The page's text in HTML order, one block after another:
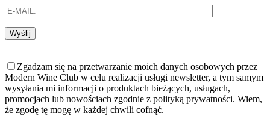
Wyślij
Zgadzam się na przetwarzanie moich danych osobowych przez
Modern Wine Club w celu realizacji usługi newsletter, a tym samym
wysyłania mi informacji o produktach bieżących, usługach,
promocjach lub nowościach zgodnie z polityką prywatności. Wiem,
że zgodę tę mogę w każdej chwili cofnąć.